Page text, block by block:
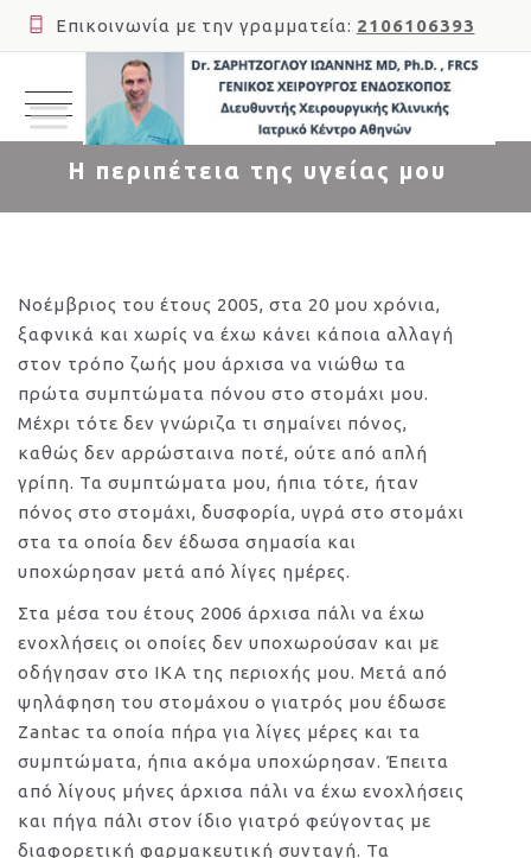
Επικοινωνία με την γραμματεία: 2106106393
Η περιπέτεια της υγείας μου
Νοέμβριος του έτους 2005, στα 20 μου χρόνια,
ξαφνικά και χωρίς να έχω κάνει κάποια αλλαγή
στον τρόπο ζωής μου άρχισα να νιώθω τα
πρώτα συμπτώματα πόνου στο στομάχι μου.
Μέχρι τότε δεν γνώριζα τι σημαίνει πόνος,
καθώς δεν αρρώσταινα ποτέ, ούτε από απλή
γρίπη. Τα συμπτώματα μου, ήπια τότε, ήταν
πόνος στο στομάχι, δυσφορία, υγρά στο στομάχι
στα τα οποία δεν έδωσα σημασία και
υποχώρησαν μετά από λίγες ημέρες.
Στα μέσα του έτους 2006 άρχισα πάλι να έχω
ενοχλήσεις οι οποίες δεν υποχωρούσαν και με
οδήγησαν στο ΙΚΑ της περιοχής μου. Μετά από
ψηλάφηση του στομάχου ο γιατρός μου έδωσε
Zantac τα οποία πήρα για λίγες μέρες και τα
συμπτώματα, ήπια ακόμα υποχώρησαν. Έπειτα
από λίγους μήνες άρχισα πάλι να έχω ενοχλήσεις
και πήγα πάλι στον ίδιο γιατρό φεύγοντας με
διαφορετική φαρμακευτική συνταγή. Τα